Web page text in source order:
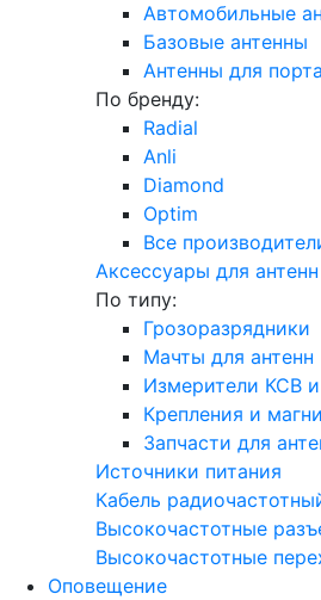
Автомобильные
Базовые антенны
Антенны для
По бренду:
Radial
Anli
Diamond
Optim
Все
Аксессуары для антенн
По типу:
Грозоразрядники
Мачты для антенн
Измерители КСВ
Крепления и
Запчасти для
Источники питания
Кабель
Высокочастотные
Высокочастотные
Оповещение